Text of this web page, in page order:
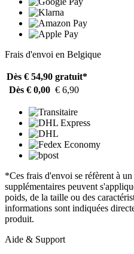
Frais d'envoi en Belgique
Dès € 54,90 gratuit*
Dès € 0,00 € 6,90
*Ces frais d'envoi se réfèrent à
supplémentaires peuvent
poids, de la taille ou des
informations sont indiquées
produit.
Aide & Support